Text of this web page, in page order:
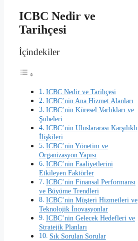
ICBC Nedir ve
Tarihçesi
İçindekiler
ICBC Nedir ve Tarihçesi
ICBC’nin Ana Hizmet Alanları
ICBC’nin Küresel Varlıkları ve
Şubeleri
ICBC’nin Uluslararası Karşılıklı
İlişkileri
ICBC’nin Yönetim ve
Organizasyon Yapısı
ICBC’nin Faaliyetlerini
Etkileyen Faktörler
ICBC’nin Finansal Performansı
ve Büyüme Trendleri
ICBC’nin Müşteri Hizmetleri ve
Teknolojik İnovasyonlar
ICBC’nin Gelecek Hedefleri ve
Stratejik Planları
Sık Sorulan Sorular